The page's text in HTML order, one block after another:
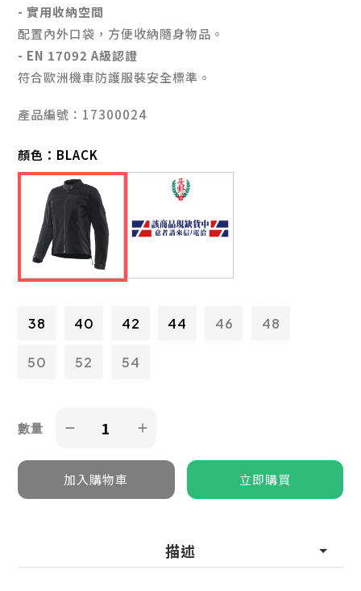
- 實用收納空間
配置內外口袋，方便收納隨身物品。
- EN 17092 A級認證
符合歐洲機車防護服裝安全標準。
產品編號：17300024
顏色： BLACK
38 40 42 44 46 48
50 52 54
數量
描述